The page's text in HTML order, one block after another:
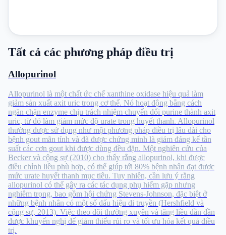
Tất cả các phương pháp điều trị
Allopurinol
Allopurinol là một chất ức chế xanthine oxidase hiệu quả làm
giảm sản xuất axit uric trong cơ thể. Nó hoạt động bằng cách
ngăn chặn enzyme chịu trách nhiệm chuyển đổi purine thành axit
uric, từ đó làm giảm mức độ urate trong huyết thanh. Allopurinol
thường được sử dụng như một phương pháp điều trị lâu dài cho
bệnh gout mãn tính và đã được chứng minh là giảm đáng kể tần
suất các cơn gout khi được dùng đều đặn. Một nghiên cứu của
Becker và cộng sự (2010) cho thấy rằng allopurinol, khi được
điều chỉnh liều phù hợp, có thể giúp tới 80% bệnh nhân đạt được
mức urate huyết thanh mục tiêu. Tuy nhiên, cần lưu ý rằng
allopurinol có thể gây ra các tác dụng phụ hiếm gặp nhưng
nghiêm trọng, bao gồm hội chứng Stevens-Johnson, đặc biệt ở
những bệnh nhân có một số dấu hiệu di truyền (Hershfield và
cộng sự, 2013). Việc theo dõi thường xuyên và tăng liều dần dần
được khuyến nghị để giảm thiểu rủi ro và tối ưu hóa kết quả điều
trị.